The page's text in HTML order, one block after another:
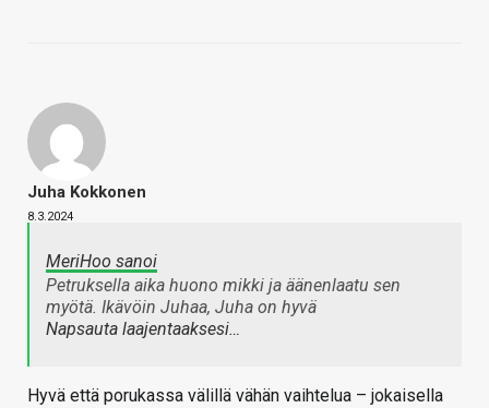
Juha Kokkonen
8.3.2024
MeriHoo sanoi
Petruksella aika huono mikki ja äänenlaatu sen
myötä. Ikävöin Juhaa, Juha on hyvä
Napsauta laajentaaksesi…
Hyvä että porukassa välillä vähän vaihtelua – jokaisella